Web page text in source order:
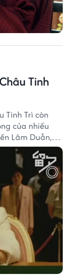
Tinh
Tinh Trì còn
của nhiều
Lâm Duẫn,
mới trong sự